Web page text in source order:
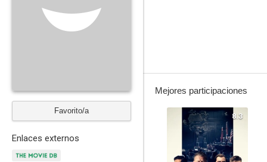
Favorito/a
Enlaces externos
Mejores participaciones
8.3